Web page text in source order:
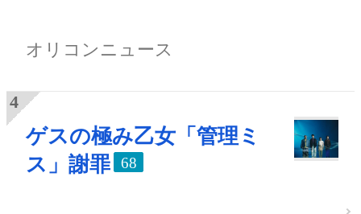
オリコンニュース
ゲスの極み乙女「管理ミ
ス」謝罪
68